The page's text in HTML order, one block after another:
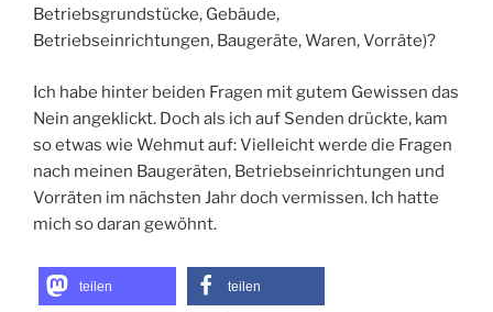
Betriebsgrundstücke, Gebäude,
Betriebseinrichtungen, Baugeräte, Waren, Vorräte)?
Ich habe hinter beiden Fragen mit gutem Gewissen das
Nein angeklickt. Doch als ich auf Senden drückte, kam
so etwas wie Wehmut auf: Vielleicht werde die Fragen
nach meinen Baugeräten, Betriebseinrichtungen und
Vorräten im nächsten Jahr doch vermissen. Ich hatte
mich so daran gewöhnt.
teilen teilen